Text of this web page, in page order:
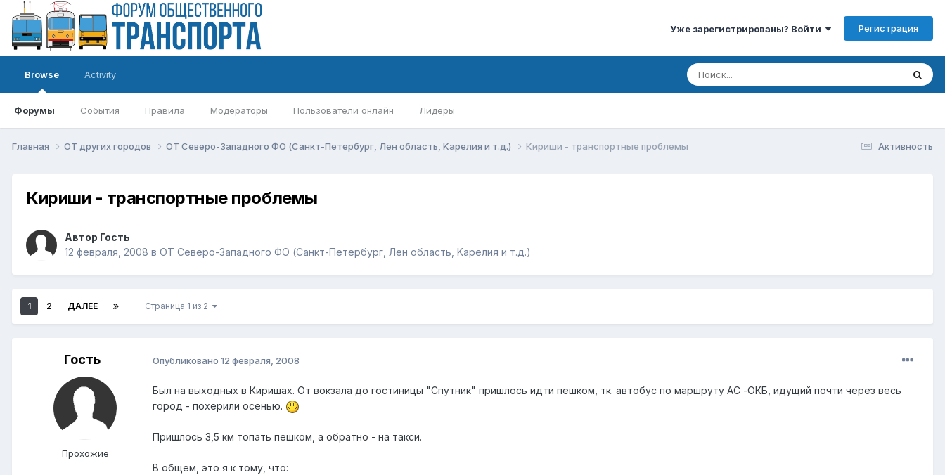
Уже зарегистрированы? Войти Регистрация
Browse
Форумы События Правила Модераторы Пользователи онлайн Лидеры
Activity
Активность
Главная ОТ других городов ОТ Северо-Западного ФО (Санкт-Петербург, Лен область, Kарелия и т.д.) Кириши - транспортные проблемы
Кириши - транспортные проблемы
Автор Гость
12 февраля, 2008 в ОТ Северо-Западного ФО (Санкт-Петербург, Лен область, Kарелия и т.д.)
1 2 ДАЛЕЕ Страница 1 из 2
Гость
Прохожие
Опубликовано 12 февраля, 2008
Был на выходных в Киришах. От вокзала до гостиницы "Спутник" пришлось идти пешком, тк. автобус по маршруту АС -ОКБ, идущий почти через весь
город - похерили осенью.
Пришлось 3,5 км топать пешком, а обратно - на такси.
В общем, это я к тому, что: